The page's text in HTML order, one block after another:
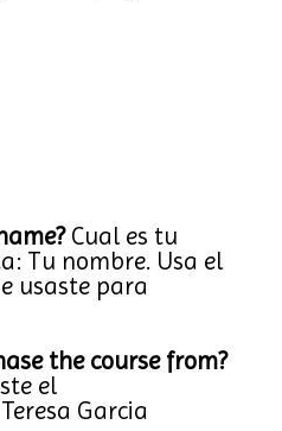
Cual es tu
Tu nombre. Usa el
usaste para
the course from?
el
Garcia